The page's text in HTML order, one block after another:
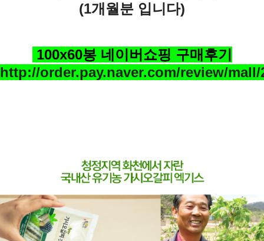
(1개월분 입니다)
100x60봉 네이버쇼핑 구매후기
http://order.pay.naver.com/review/mall/